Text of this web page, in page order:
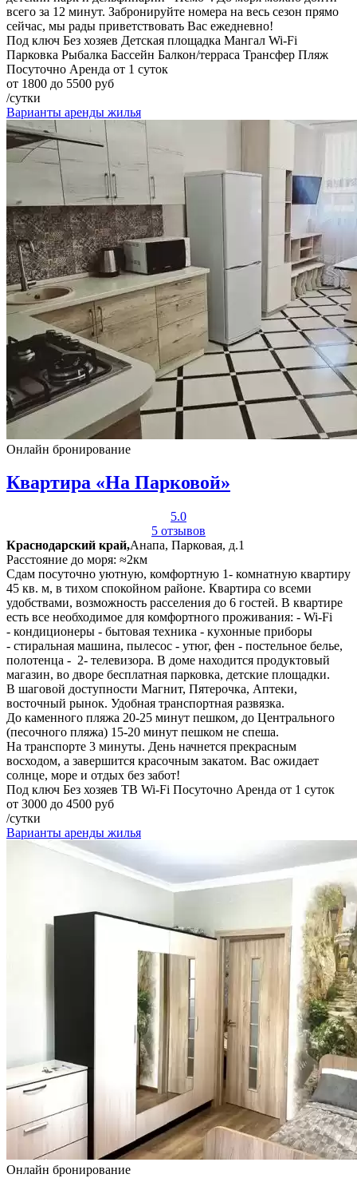
всего за 12 минут. Забронируйте номера на весь сезон прямо
сейчас, мы рады приветствовать Вас ежедневно!
Под ключ Без хозяев Детская площадка Мангал Wi-Fi
Парковка Рыбалка Бассейн Балкон/терраса Трансфер Пляж
Посуточно Аренда от 1 суток
от 1800 до 5500 руб
/сутки
Варианты аренды жилья
Онлайн бронирование
Квартира «На Парковой»
5.0
5 отзывов
Краснодарский край,Анапа, Парковая, д.1
Расстояние до моря: ≈2км
Сдам посуточно уютную, комфортную 1- комнатную квартиру
45 кв. м, в тихом спокойном районе. Квартира со всеми
удобствами, возможность расселения до 6 гостей. В квартире
есть все необходимое для комфортного проживания: - Wi-Fi
- кондиционеры - бытовая техника - кухонные приборы
- стиральная машина, пылесос - утюг, фен - постельное белье,
полотенца - 2- телевизора. В доме находится продуктовый
магазин, во дворе бесплатная парковка, детские площадки.
В шаговой доступности Магнит, Пятерочка, Аптеки,
восточный рынок. Удобная транспортная развязка.
До каменного пляжа 20-25 минут пешком, до Центрального
(песочного пляжа) 15-20 минут пешком не спеша.
На транспорте 3 минуты. День начнется прекрасным
восходом, а завершится красочным закатом. Вас ожидает
солнце, море и отдых без забот!
Под ключ Без хозяев ТВ Wi-Fi Посуточно Аренда от 1 суток
от 3000 до 4500 руб
/сутки
Варианты аренды жилья
Онлайн бронирование